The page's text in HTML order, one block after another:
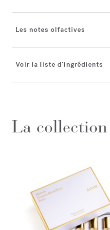
Les notes olfactives
Voir la liste d'ingrédients
La collection